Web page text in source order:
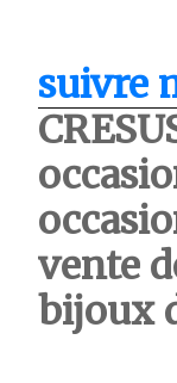
suivre
vente
bijoux